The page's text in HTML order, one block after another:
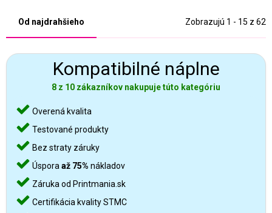
Od najdrahšieho Zobrazujú 1 - 15 z 62
Kompatibilné náplne
8 z 10 zákazníkov nakupuje túto kategóriu
Overená kvalita
Testované produkty
Bez straty záruky
Úspora až 75% nákladov
Záruka od Printmania.sk
Certifikácia kvality STMC